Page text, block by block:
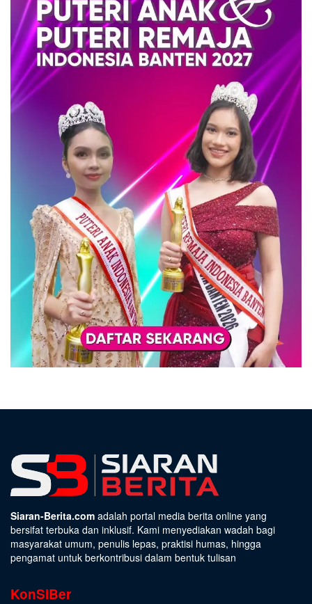
Siaran-Berita.com adalah portal media berita online yang
bersifat terbuka dan inklusif. Kami menyediakan wadah bagi
masyarakat umum, penulis lepas, praktisi humas, hingga
pengamat untuk berkontribusi dalam bentuk tulisan
KonSiBer